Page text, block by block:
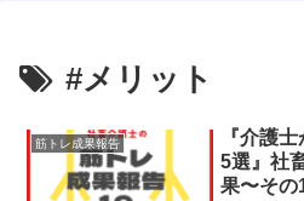
#メリット
筋トレ成果報告
『介護
5選』社
果〜その